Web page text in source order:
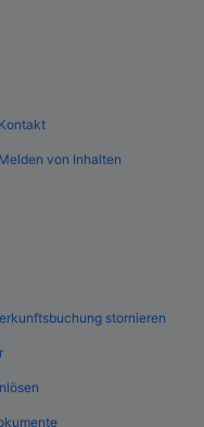
von Inhalten
stornieren